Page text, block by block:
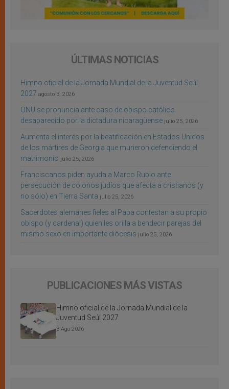
ÚLTIMAS NOTICIAS
Himno oficial de la Jornada Mundial de la Juventud Seúl
2027 agosto 3, 2026
ONU se pronuncia ante caso de obispo católico
desaparecido por la dictadura nicaragüense julio 25, 2026
Aumenta el interés por la beatificación en Estados Unidos
de los mártires de Georgia que murieron defendiendo el
matrimonio julio 25, 2026
Franciscanos piden ayuda a Marco Rubio ante
persecución de colonos judíos que afecta a cristianos (y
no sólo) en Tierra Santa julio 25, 2026
Sacerdotes alemanes fieles al Papa contestan a su propio
obispo (y cardenal) quien les orilla a bendecir parejas del
mismo sexo en importante diócesis julio 25, 2026
PUBLICACIONES MÁS VISTAS
Himno oficial de la Jornada Mundial de la
Juventud Seúl 2027
3 Ago 2026